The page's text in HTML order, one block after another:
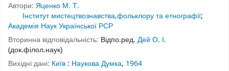
Автори: Яценко М. Т.
Інститут мистецтвознавства,фольклору та етнографії;
Академія Наук Української РСР
Вторинна відповідальність: Відпо.ред. Дей О. І.
(док.філол.наук)
Вихідні дані: Київ : Наукова Думка, 1964